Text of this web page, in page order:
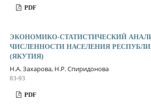
PDF
ЭКОНОМИКО-СТАТИСТИЧЕСКИЙ
ЧИСЛЕННОСТИ НАСЕЛЕНИЯ
(ЯКУТИЯ)
Н.А. Захарова, Н.Р. Спиридонова
83-93
PDF